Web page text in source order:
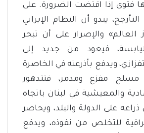
فتوى إذا اقتضت الضرورة. على
يبدو أن النظام الإيراني
العالم» والإصرار على أن تبحر
فيعود من جديد إلى
ويدفع بأذرعته في الخاصرة
مسلح مفزع ومدمر، فتتدهور
والمعيشية في لبنان باتجاه
على الدولة والبلد، ويحاصر
للتخلص من نفوذه، ويدفع